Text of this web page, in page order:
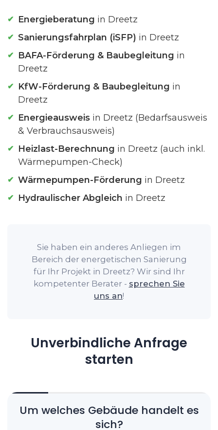
Energieberatung in Dreetz
Sanierungsfahrplan (iSFP) in Dreetz
BAFA-Förderung & Baubegleitung in
Dreetz
KfW-Förderung & Baubegleitung in
Dreetz
Energieausweis in Dreetz (Bedarfsausweis
& Verbrauchsausweis)
Heizlast-Berechnung in Dreetz (auch inkl.
Wärmepumpen-Check)
Wärmepumpen-Förderung in Dreetz
Hydraulischer Abgleich in Dreetz
Sie haben ein anderes Anliegen im
Bereich der energetischen Sanierung
für Ihr Projekt in Dreetz? Wir sind Ihr
kompetenter Berater - sprechen Sie
uns an!
Unverbindliche Anfrage
starten